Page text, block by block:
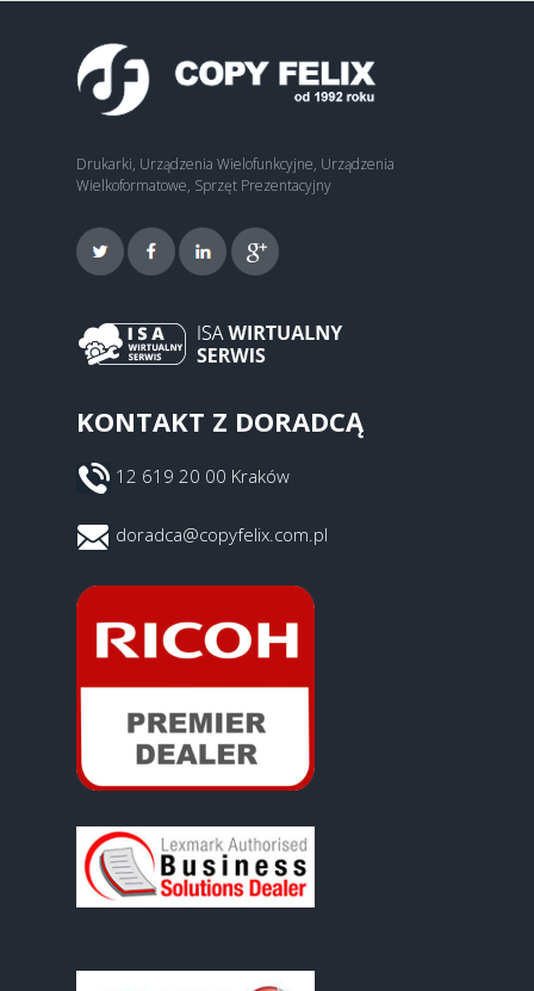
Drukarki, Urządzenia Wielofunkcyjne, Urządzenia
Wielkoformatowe, Sprzęt Prezentacyjny
KONTAKT Z DORADCĄ
12 619 20 00 Kraków
doradca@copyfelix.com.pl